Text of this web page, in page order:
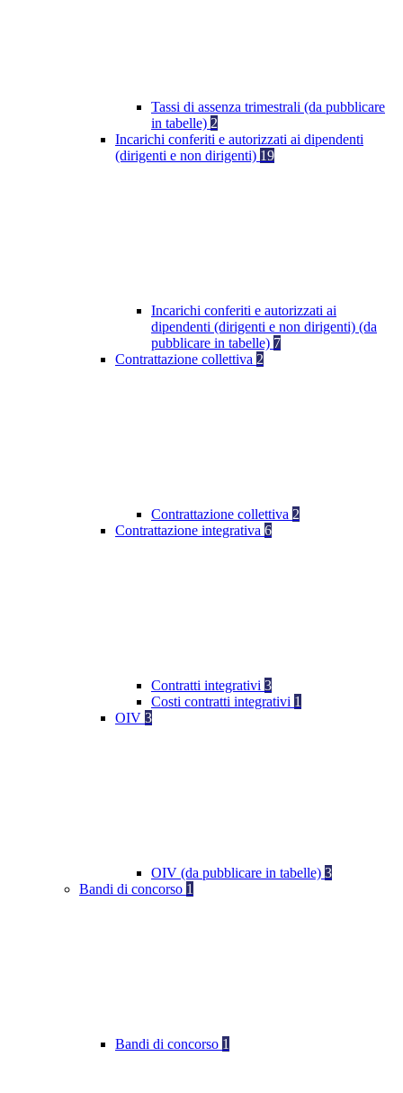
Tassi di assenza trimestrali (da pubblicare
in tabelle) 2
Incarichi conferiti e autorizzati ai dipendenti
(dirigenti e non dirigenti) 19
Incarichi conferiti e autorizzati ai
dipendenti (dirigenti e non dirigenti) (da
pubblicare in tabelle) 7
Contrattazione collettiva 2
Contrattazione collettiva 2
Contrattazione integrativa 6
Contratti integrativi 3
Costi contratti integrativi 1
OIV 3
OIV (da pubblicare in tabelle) 3
Bandi di concorso 1
Bandi di concorso 1